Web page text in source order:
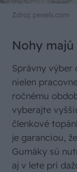
Zdroj: pexels.com
Nohy
Správny
nielen
ročnému
vyberajte
členkové
je garanciou,
Gumáky sú
aj v lete pri